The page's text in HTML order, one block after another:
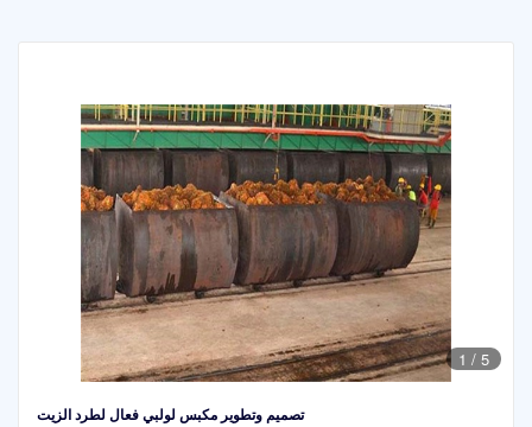
1 / 5
تصميم وتطوير مكبس لولبي فعال لطرد الزيت